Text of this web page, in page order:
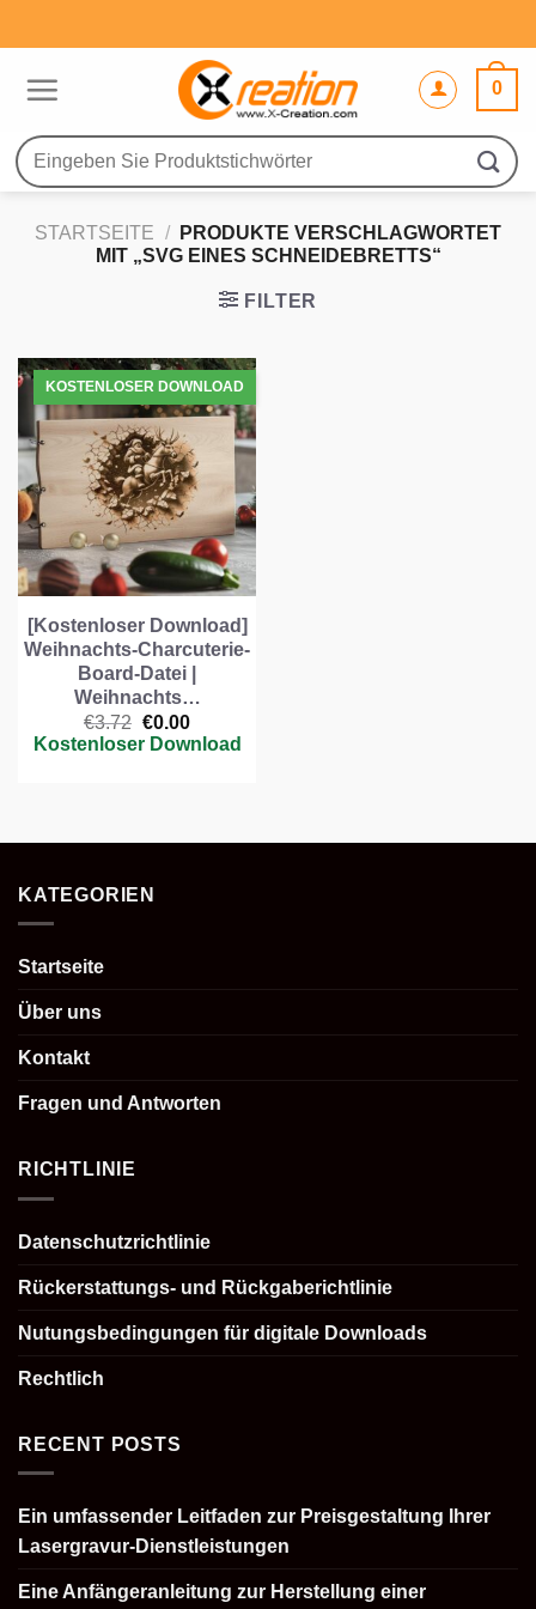
Inhalt
0
Suche
nach:
STARTSEITE /
PRODUKTE VERSCHLAGWORTET
MIT „SVG EINES SCHNEIDEBRETTS“
FILTER
[Kostenloser Download]
Weihnachts-Charcuterie-
Board-Datei |
Weihnachts…
€3.72 Ursprünglicher
Preis
€0.00Aktueller
Preis
Kostenloser Download
KATEGORIEN
Startseite
Über uns
Kontakt
Fragen und Antworten
RICHTLINIE
Datenschutzrichtlinie
Rückerstattungs- und Rückgaberichtlinie
Nutungsbedingungen für digitale Downloads
Rechtlich
RECENT POSTS
Ein umfassender Leitfaden zur Preisgestaltung Ihrer
Lasergravur-Dienstleistungen
Eine Anfängeranleitung zur Herstellung einer